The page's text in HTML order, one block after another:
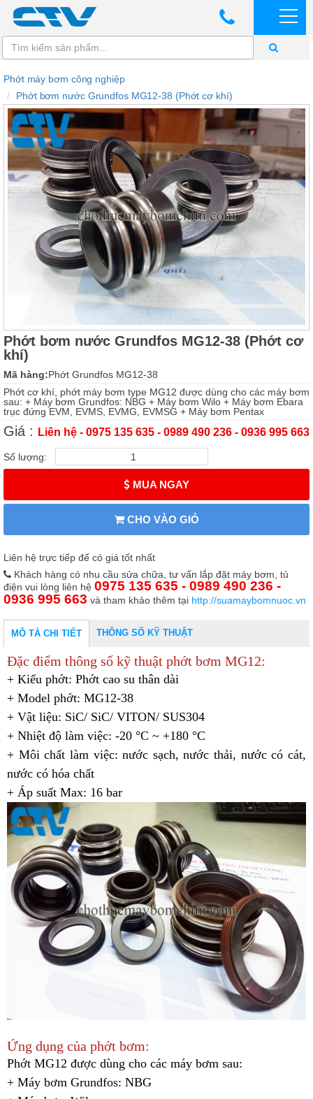
Phớt máy bơm công nghiệp
Phớt bơm nước Grundfos MG12-38 (Phớt cơ khí)
Phớt bơm nước Grundfos MG12-38 (Phớt cơ
khí)
Mã hàng:Phớt Grundfos MG12-38
Phớt cơ khí, phớt máy bơm type MG12 được dùng cho các máy bơm
sau: + Máy bơm Grundfos: NBG + Máy bơm Wilo + Máy bơm Ebara
trục đứng EVM, EVMS, EVMG, EVMSG + Máy bơm Pentax
Giá : Liên hệ - 0975 135 635 - 0989 490 236 - 0936 995 663
Số lượng:
MUA NGAY
CHO VÀO GIỎ
Liên hệ trực tiếp để có giá tốt nhất
Khách hàng có nhu cầu sửa chữa, tư vấn lắp đặt máy bơm, tủ
điện vui lòng liên hệ 0975 135 635 - 0989 490 236 -
0936 995 663 và tham khảo thêm tại http://suamaybomnuoc.vn
MÔ TẢ CHI TIẾT THÔNG SỐ KỸ THUẬT
Đặc điểm thông số kỹ thuật phớt bơm MG12:
+ Kiểu phớt: Phớt cao su thân dài
+ Model phớt: MG12-38
+ Vật liệu: SiC/ SiC/ VITON/ SUS304
+ Nhiệt độ làm việc: -20 °C ~ +180 °C
+ Môi chất làm việc: nước sạch, nước thải, nước có cát,
nước có hóa chất
+ Áp suất Max: 16 bar
Ứng dụng của phớt bơm:
Phớt MG12 được dùng cho các máy bơm sau:
+ Máy bơm Grundfos: NBG